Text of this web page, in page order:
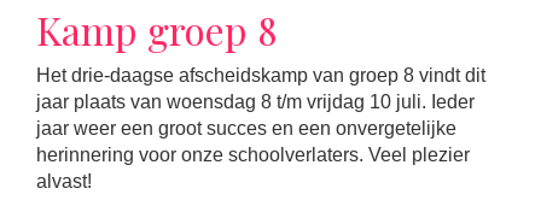
Kamp groep 8
Het drie-daagse afscheidskamp van groep 8 vindt dit
jaar plaats van woensdag 8 t/m vrijdag 10 juli. Ieder
jaar weer een groot succes en een onvergetelijke
herinnering voor onze schoolverlaters. Veel plezier
alvast!